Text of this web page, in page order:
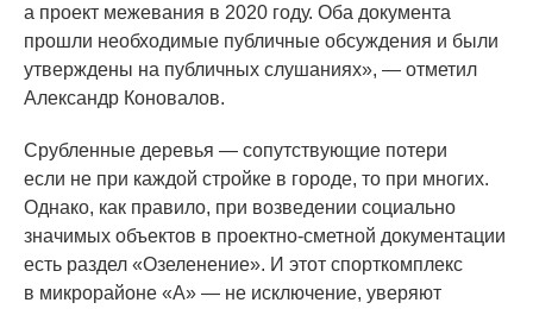
а проект межевания в 2020 году. Оба документа
прошли необходимые публичные обсуждения и были
утверждены на публичных слушаниях», — отметил
Александр Коновалов.
Срубленные деревья — сопутствующие потери
если не при каждой стройке в городе, то при многих.
Однако, как правило, при возведении социально
значимых объектов в проектно-сметной документации
есть раздел «Озеленение». И этот спорткомплекс
в микрорайоне «А» — не исключение, уверяют